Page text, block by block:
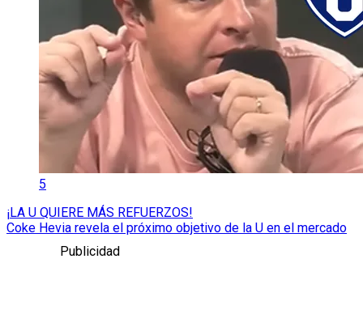
5
¡LA U QUIERE MÁS REFUERZOS!
Coke Hevia revela el próximo objetivo de la U en el mercado
Publicidad